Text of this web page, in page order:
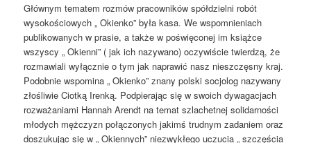
Głównym tematem rozmów pracowników spółdzielni robót
wysokościowych „ Okienko” była kasa. We wspomnieniach
publikowanych w prasie, a także w poświęconej im książce
wszyscy „ Okienni” ( jak ich nazywano) oczywiście twierdzą, że
rozmawiali wyłącznie o tym jak naprawić nasz nieszczęsny kraj.
Podobnie wspomina „ Okienko” znany polski socjolog nazywany
złośliwie Ciotką Irenką. Podpierając się w swoich dywagacjach
rozważaniami Hannah Arendt na temat szlachetnej solidarności
młodych mężczyzn połączonych jakimś trudnym zadaniem oraz
doszukując się w „ Okiennych” niezwykłego uczucia „ szczęścia